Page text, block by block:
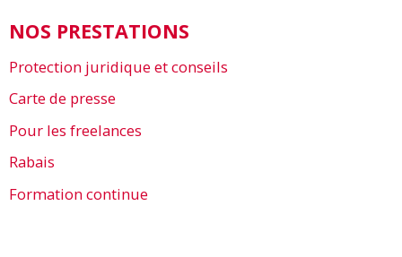
NOS PRESTATIONS
Protection juridique et conseils
Carte de presse
Pour les freelances
Rabais
Formation continue